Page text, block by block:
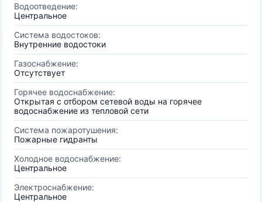
Водоотведение:
Центральное
Система водостоков:
Внутренние водостоки
Газоснабжение:
Отсутствует
Горячее водоснабжение:
Открытая с отбором сетевой воды на горячее
водоснабжение из тепловой сети
Система пожаротушения:
Пожарные гидранты
Холодное водоснабжение:
Центральное
Электроснабжение:
Центральное